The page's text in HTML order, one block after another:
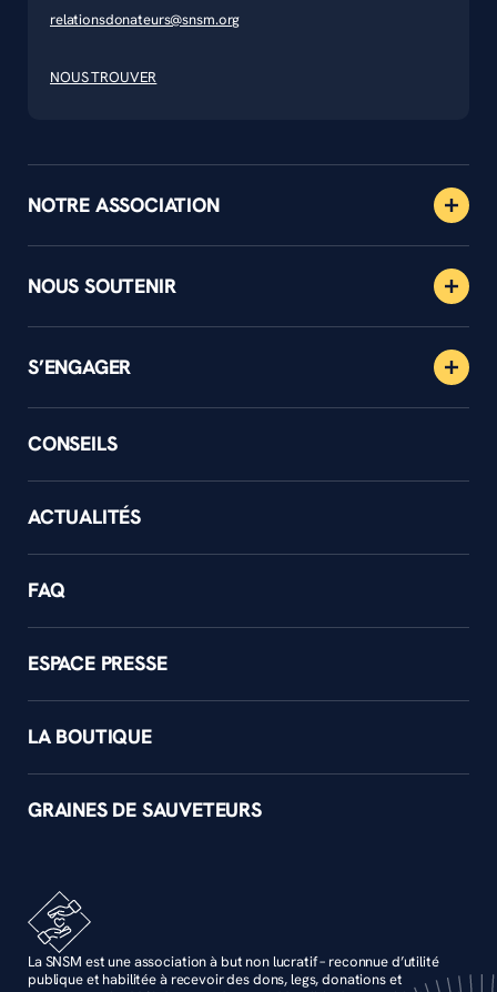
relationsdonateurs@snsm.org
NOUS TROUVER
NOTRE ASSOCIATION
NOUS SOUTENIR
S’ENGAGER
CONSEILS
ACTUALITÉS
FAQ
ESPACE PRESSE
LA BOUTIQUE
GRAINES DE SAUVETEURS
La SNSM est une association à but non lucratif – reconnue d’utilité
publique et habilitée à recevoir des dons, legs, donations et